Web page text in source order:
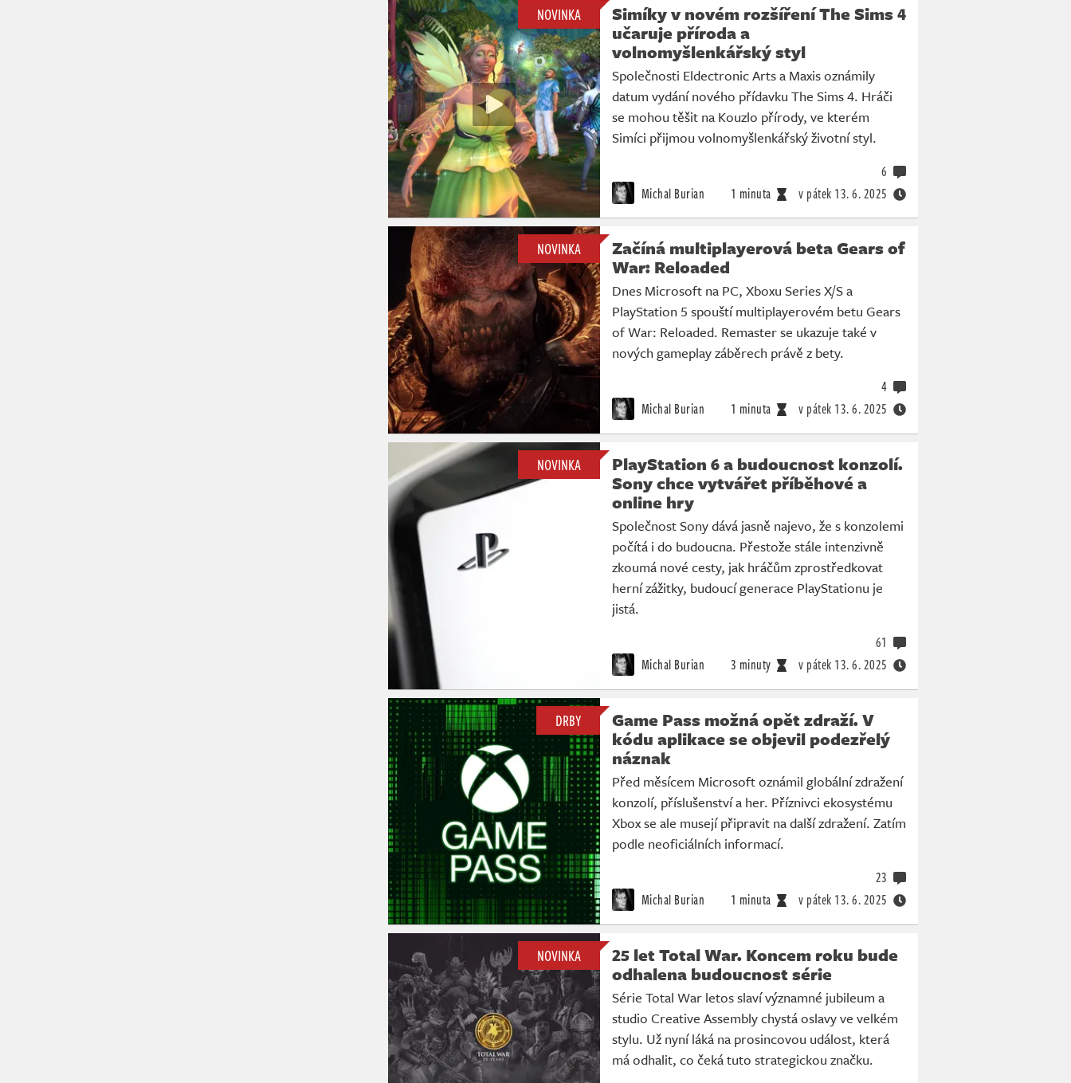
NOVINKA
Simíky v novém rozšíření The Sims 4
učaruje příroda a
volnomyšlenkářský styl
Společnosti Eldectronic Arts a Maxis oznámily
datum vydání nového přídavku The Sims 4. Hráči
se mohou těšit na Kouzlo přírody, ve kterém
Simíci přijmou volnomyšlenkářský životní styl.
Michal Burian 1 minuta v pátek 13. 6. 2025
6
NOVINKA
Začíná multiplayerová beta Gears of
War: Reloaded
Dnes Microsoft na PC, Xboxu Series X/S a
PlayStation 5 spouští multiplayerovém betu Gears
of War: Reloaded. Remaster se ukazuje také v
nových gameplay záběrech právě z bety.
Michal Burian 1 minuta v pátek 13. 6. 2025
4
NOVINKA
PlayStation 6 a budoucnost konzolí.
Sony chce vytvářet příběhové a
online hry
Společnost Sony dává jasně najevo, že s konzolemi
počítá i do budoucna. Přestože stále intenzivně
zkoumá nové cesty, jak hráčům zprostředkovat
herní zážitky, budoucí generace PlayStationu je
jistá.
Michal Burian 3 minuty v pátek 13. 6. 2025
61
DRBY
Game Pass možná opět zdraží. V
kódu aplikace se objevil podezřelý
náznak
Před měsícem Microsoft oznámil globální zdražení
konzolí, příslušenství a her. Příznivci ekosystému
Xbox se ale musejí připravit na další zdražení. Zatím
podle neoficiálních informací.
Michal Burian 1 minuta v pátek 13. 6. 2025
23
NOVINKA
25 let Total War. Koncem roku bude
odhalena budoucnost série
Série Total War letos slaví významné jubileum a
studio Creative Assembly chystá oslavy ve velkém
stylu. Už nyní láká na prosincovou událost, která
má odhalit, co čeká tuto strategickou značku.